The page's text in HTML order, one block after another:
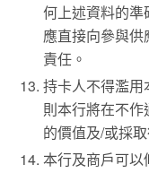
何上述資料的準
應直接向參與
責任。
持卡人不得濫
則本行將在不
的價值及/或採
本行及商戶可